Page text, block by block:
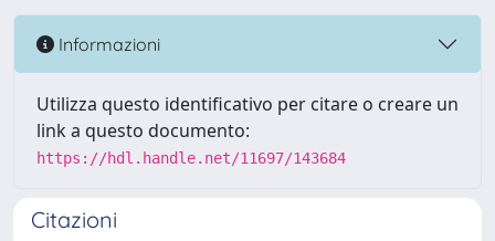
Informazioni
Utilizza questo identificativo per citare o creare un
link a questo documento:
https://hdl.handle.net/11697/143684
Citazioni